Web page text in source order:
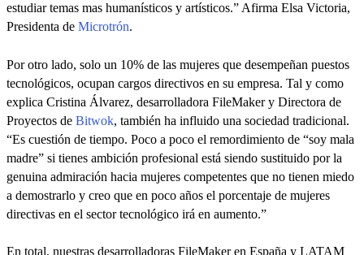
estudiar temas mas humanísticos y artísticos.” Afirma Elsa Victoria,
Presidenta de Microtrón.
Por otro lado, solo un 10% de las mujeres que desempeñan puestos
tecnológicos, ocupan cargos directivos en su empresa. Tal y como
explica Cristina Álvarez, desarrolladora FileMaker y Directora de
Proyectos de Bitwok, también ha influido una sociedad tradicional.
“Es cuestión de tiempo. Poco a poco el remordimiento de “soy mala
madre” si tienes ambición profesional está siendo sustituido por la
genuina admiración hacia mujeres competentes que no tienen miedo
a demostrarlo y creo que en poco años el porcentaje de mujeres
directivas en el sector tecnológico irá en aumento.”
En total, nuestras desarrolladoras FileMaker en España y LATAM